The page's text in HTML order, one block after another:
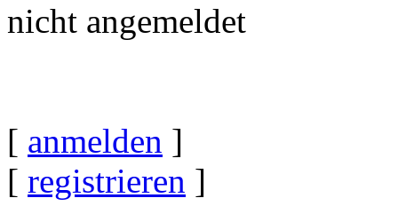
nicht angemeldet
[ anmelden ]
[ registrieren ]